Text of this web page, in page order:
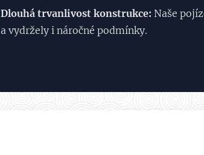
Dlouhá trvanlivost konstrukce: Naše
a vydržely i náročné podmínky.